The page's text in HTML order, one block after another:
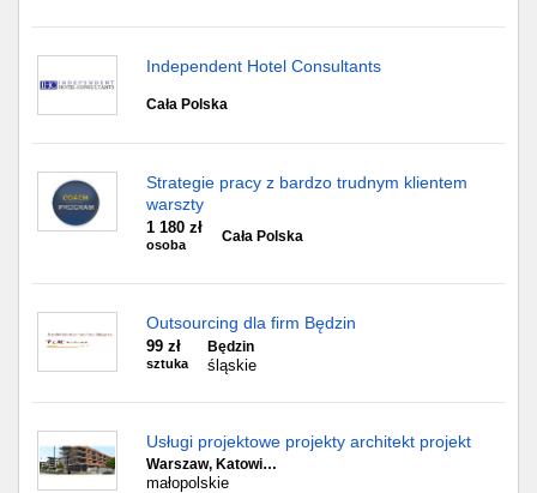
Independent Hotel Consultants
Cała Polska
Strategie pracy z bardzo trudnym klientem
warszty
1 180 zł
osoba
Cała Polska
Outsourcing dla firm Będzin
99 zł
sztuka
Będzin
śląskie
Usługi projektowe projekty architekt projekt
Warszaw, Katowi…
małopolskie